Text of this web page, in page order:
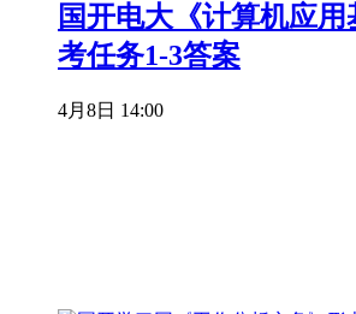
国开电大《计算机应
考任务1-3答案
4月8日 14:00